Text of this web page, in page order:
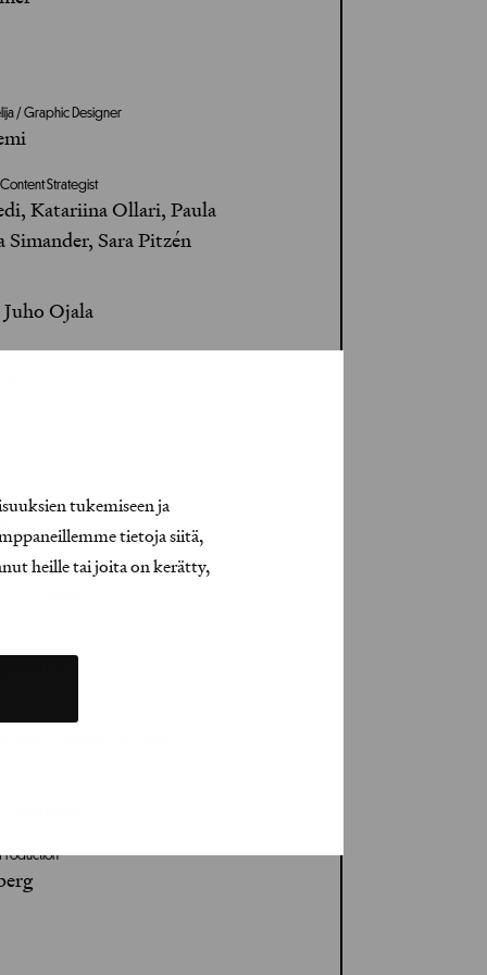
tukemiseen ja
tietoja siitä,
heille tai joita on kerätty,
/ Graphic Designer
Strategist
Katariina Ollari, Paula
Simander, Sara Pitzén
Ojala
/ Technical Designer